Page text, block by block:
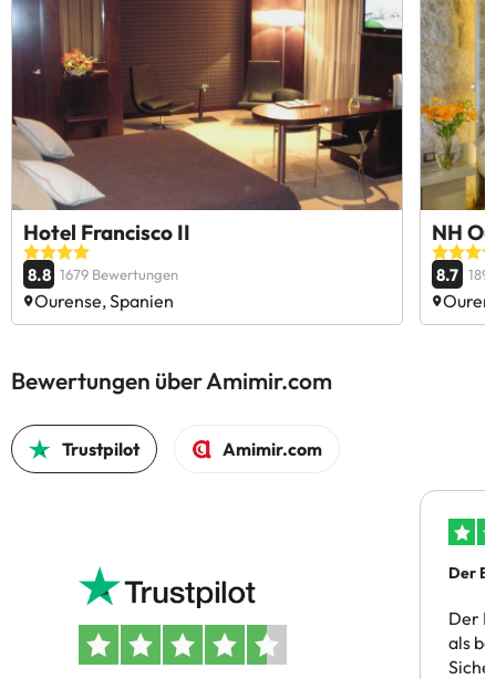
Hotel Francisco II
8.8 1679 Bewertungen
Ourense, Spanien
NH
8.7
Bewertungen über Amimir.com
Trustpilot Amimir.com
Der
Der
als